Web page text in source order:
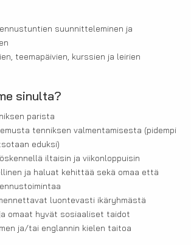
suunnitteleminen ja
teemapäivien, kurssien ja leirien
sinulta?
parista
tenniksen valmentamisesta (pidempi
eduksi)
iltaisin ja viikonloppuisin
ja haluat kehittää sekä omaa että
luontevasti ikäryhmästä
omaat hyvät sosiaaliset taidot
ja/tai englannin kielen taitoa